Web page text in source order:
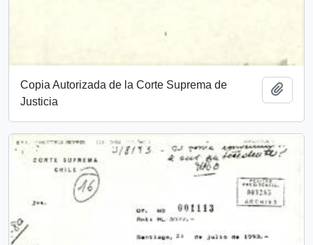
Copia Autorizada de la Corte Suprema de
Justicia